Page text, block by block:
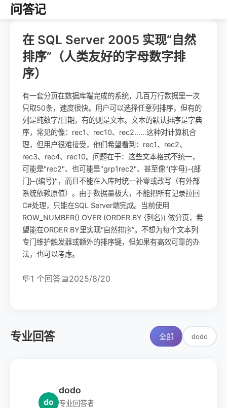
问答记
在 SQL Server 2005 实现“自然
排序”（人类友好的字母数字排
序）
有一套分页在数据库端完成的系统，几百万行数据里一次
只取50条，速度很快。用户可以选择任意列排序，但有的
列是纯数字/日期，有的则是文本。文本的默认排序是字典
序，常见的像：rec1、rec10、rec2……这种对计算机合
理，但用户很难接受，他们希望看到：rec1、rec2、
rec3、rec4、rec10。问题在于：这些文本格式不统一，
可能是"rec2"、也可能是"grp1rec2"、甚至像"{字母}-{部
门}-{编号}"，而且不能在入库时统一补零或改写（有外部
系统依赖原值）。由于数据量极大，不能把所有记录拉回
C#处理，只能在SQL Server端完成。当前使用
ROW_NUMBER() OVER (ORDER BY {列名}) 做分页，希
望能在ORDER BY里实现“自然排序”。不想为每个文本列
专门维护触发器或额外的排序键，但如果有高效可靠的办
法，也可以考虑。
💬1 个回答📅2025/8/20
专业回答 全部 dodo
do
dodo
专业回答者